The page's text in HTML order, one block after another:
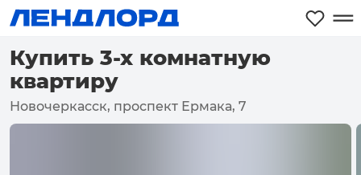
Купить 3-х комнатную
квартиру
Новочеркасск, проспект Ермака, 7